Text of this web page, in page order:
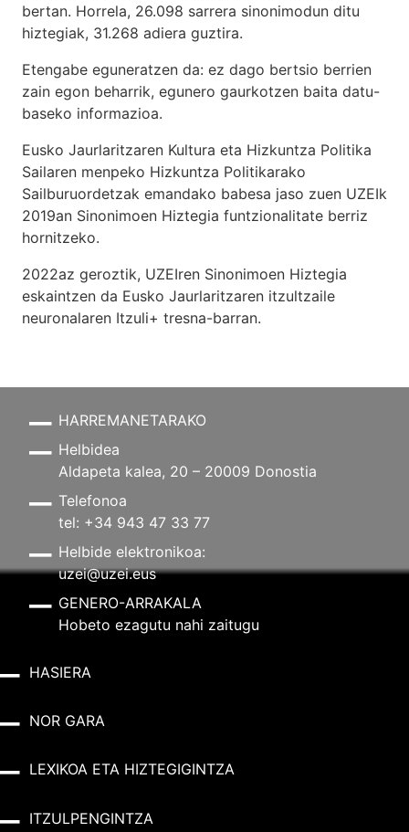
bertan. Horrela, 26.098 sarrera sinonimodun ditu
hiztegiak, 31.268 adiera guztira.
Etengabe eguneratzen da: ez dago bertsio berrien
zain egon beharrik, egunero gaurkotzen baita datu-
baseko informazioa.
Eusko Jaurlaritzaren Kultura eta Hizkuntza Politika
Sailaren menpeko Hizkuntza Politikarako
Sailburuordetzak emandako babesa jaso zuen UZEIk
2019an Sinonimoen Hiztegia funtzionalitate berriz
hornitzeko.
2022az geroztik, UZEIren Sinonimoen Hiztegia
eskaintzen da Eusko Jaurlaritzaren itzultzaile
neuronalaren Itzuli+ tresna-barran.
HARREMANETARAKO
Helbidea
Aldapeta kalea, 20 – 20009 Donostia
Telefonoa
tel: +34 943 47 33 77
Helbide elektronikoa:
uzei@uzei.eus
GENERO-ARRAKALA
Hobeto ezagutu nahi zaitugu
HASIERA
NOR GARA
LEXIKOA ETA HIZTEGIGINTZA
ITZULPENGINTZA